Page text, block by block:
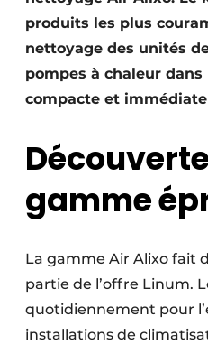
produits les plus
nettoyage des unités
pompes à chaleur
compacte et
gamme
La gamme Air Alixo fait
partie de l’offre Linum.
quotidiennement pour
installations de